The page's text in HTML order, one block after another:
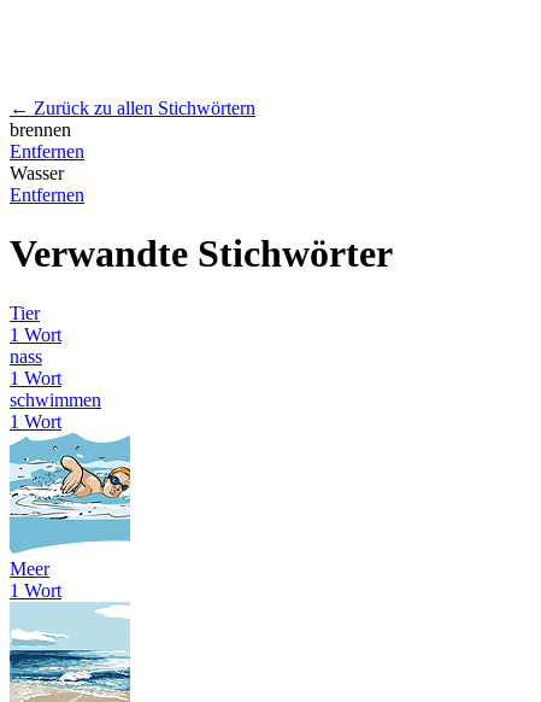
← Zurück zu allen Stichwörtern
brennen
Entfernen
Wasser
Entfernen
Verwandte Stichwörter
Tier
1 Wort
nass
1 Wort
schwimmen
1 Wort
Meer
1 Wort